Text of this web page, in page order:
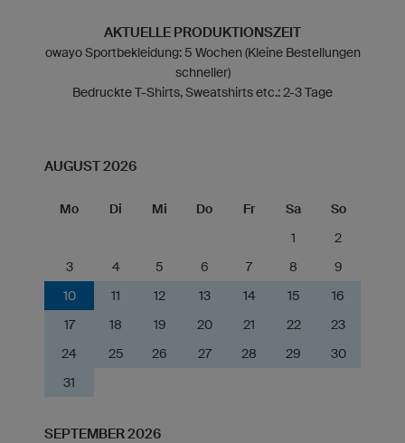
AKTUELLE PRODUKTIONSZEIT
owayo Sportbekleidung: 5 Wochen (Kleine Bestellungen
schneller)
Bedruckte T-Shirts, Sweatshirts etc.: 2-3 Tage
AUGUST 2026
Mo Di Mi Do Fr Sa
So
1
2
3
4 5 6 7 8
9
10
11 12 13 14 15
16
17
18 19 20 21 22
23
24
25 26 27 28 29
30
31
SEPTEMBER 2026